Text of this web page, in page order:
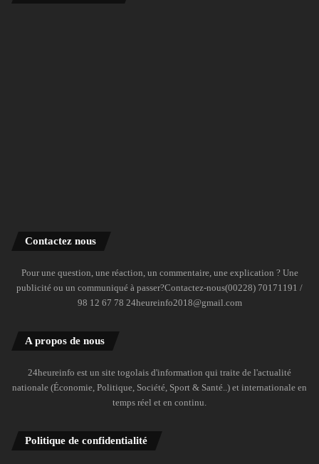
Contactez nous
Pour une question, une réaction, un commentaire, une explication ? Une
publicité ou un communiqué à passer?Contactez-nous(00228) 70171191 /
98 12 67 78 24heureinfo2018@gmail.com
A propos de nous
24heureinfo est un site togolais d'information qui traite de l'actualité
nationale (Économie, Politique, Société, Sport & Santé..) et internationale en
temps réel et en continu.
Politique de confidentialité